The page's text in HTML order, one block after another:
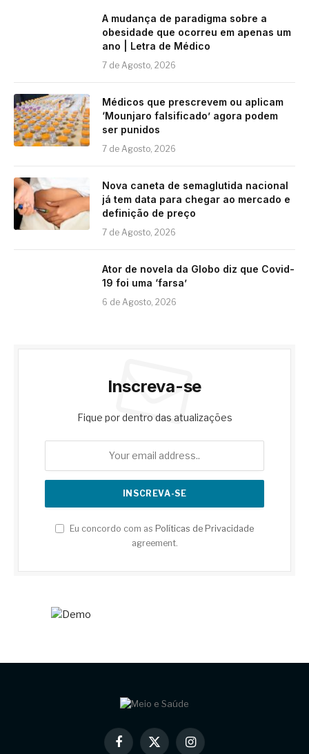
A mudança de paradigma sobre a
obesidade que ocorreu em apenas um
ano | Letra de Médico
7 de Agosto, 2026
Médicos que prescrevem ou aplicam
‘Mounjaro falsificado’ agora podem
ser punidos
7 de Agosto, 2026
Nova caneta de semaglutida nacional
já tem data para chegar ao mercado e
definição de preço
7 de Agosto, 2026
Ator de novela da Globo diz que Covid-
19 foi uma ‘farsa’
6 de Agosto, 2026
Inscreva-se
Fique por dentro das atualizações
Eu concordo com as Políticas de Privacidade
agreement.
Facebook
X Instagram